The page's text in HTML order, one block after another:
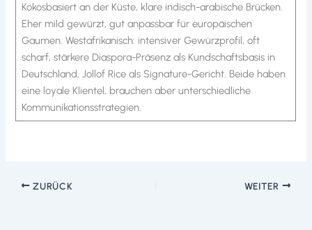
Kokosbasiert an der Küste, klare indisch-arabische Brücken.
Eher mild gewürzt, gut anpassbar für europäischen
Gaumen. Westafrikanisch: intensiver Gewürzprofil, oft
scharf, stärkere Diaspora-Präsenz als Kundschaftsbasis in
Deutschland, Jollof Rice als Signature-Gericht. Beide haben
eine loyale Klientel, brauchen aber unterschiedliche
Kommunikationsstrategien.
ZURÜCK WEITER